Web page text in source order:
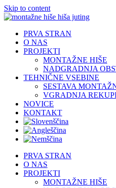
Skip to content
PRVA STRAN
O NAS
PROJEKTI
MONTAŽNE HIŠE
NADGRADNJA
TEHNIČNE VSEBINE
SESTAVA
VGRADNJA
NOVICE
KONTAKT
PRVA STRAN
O NAS
PROJEKTI
MONTAŽNE HIŠE